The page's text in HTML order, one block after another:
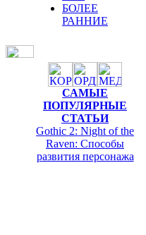
БОЛЕЕ
РАННИЕ
САМЫЕ
ПОПУЛЯРНЫЕ
СТАТЬИ
Gothic 2: Night of the
Raven: Способы
развития персонажа